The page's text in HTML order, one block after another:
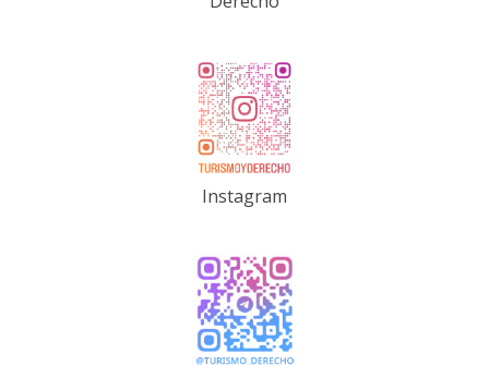
Instagram